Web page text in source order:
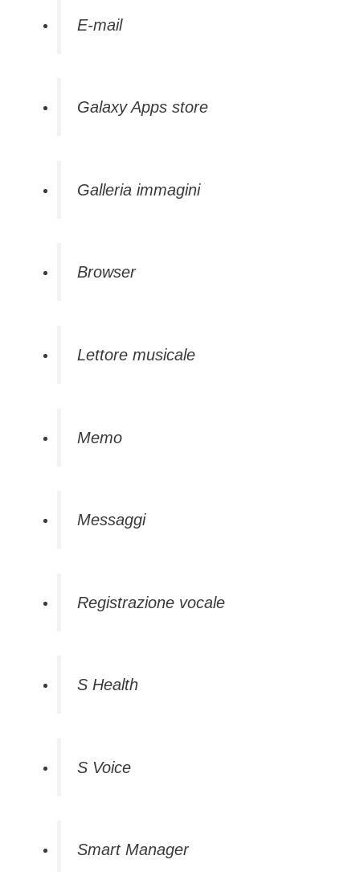
E-mail
Galaxy Apps store
Galleria immagini
Browser
Lettore musicale
Memo
Messaggi
Registrazione vocale
S Health
S Voice
Smart Manager